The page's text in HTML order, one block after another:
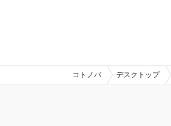
コトノバ デスクトップ